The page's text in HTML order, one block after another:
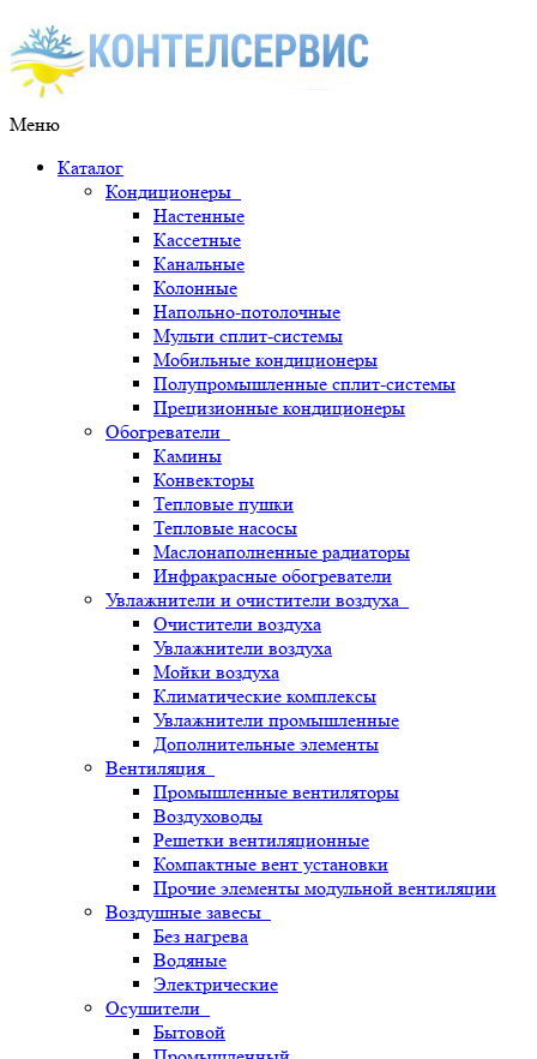
Меню
Каталог
Кондиционеры
Настенные
Кассетные
Канальные
Колонные
Напольно-потолочные
Мульти сплит-системы
Мобильные кондиционеры
Полупромышленные сплит-системы
Прецизионные кондиционеры
Обогреватели
Камины
Конвекторы
Тепловые пушки
Тепловые насосы
Маслонаполненные радиаторы
Инфракрасные обогреватели
Увлажнители и очистители воздуха
Очистители воздуха
Увлажнители воздуха
Мойки воздуха
Климатические комплексы
Увлажнители промышленные
Дополнительные элементы
Вентиляция
Промышленные вентиляторы
Воздуховоды
Решетки вентиляционные
Компактные вент установки
Прочие элементы модульной вентиляции
Воздушные завесы
Без нагрева
Водяные
Электрические
Осушители
Бытовой